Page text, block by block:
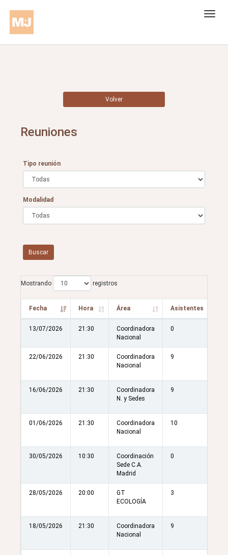
Volver
Reuniones
Tipo reunión
Modalidad
Buscar
Mostrando registros
Fecha Hora Área Asistentes
13/07/2026 21:30
Coordinadora
Nacional
0
22/06/2026 21:30
Coordinadora
Nacional
9
16/06/2026 21:30
Coordinadora
N. y Sedes
9
01/06/2026 21:30
Coordinadora
Nacional
10
30/05/2026 10:30
Coordinación
Sede C.A.
Madrid
0
28/05/2026 20:00
GT
ECOLOGÍA
3
18/05/2026 21:30
Coordinadora
Nacional
9